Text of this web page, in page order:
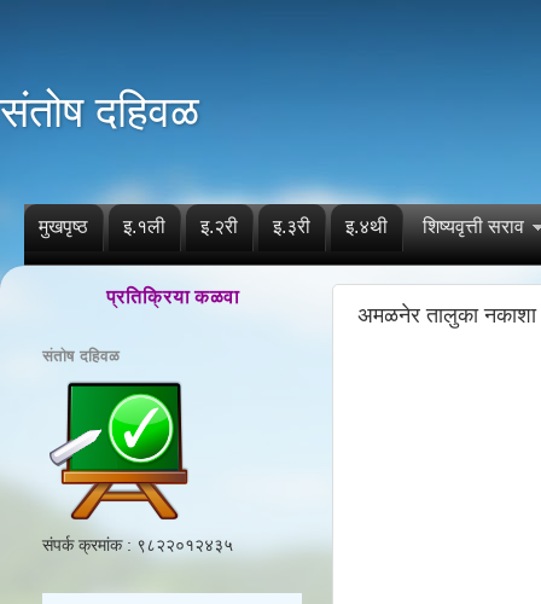
संतोष दहिवळ
मुखपृष्ठ इ.१ली इ.२री इ.३री इ.४थी शिष्यवृत्ती सराव
अमळनेर तालुका नकाशा
प्रतिक्रिया कळवा
संतोष दहिवळ
संपर्क क्रमांक : ९८२२०१२४३५